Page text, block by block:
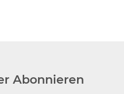
Abonnieren